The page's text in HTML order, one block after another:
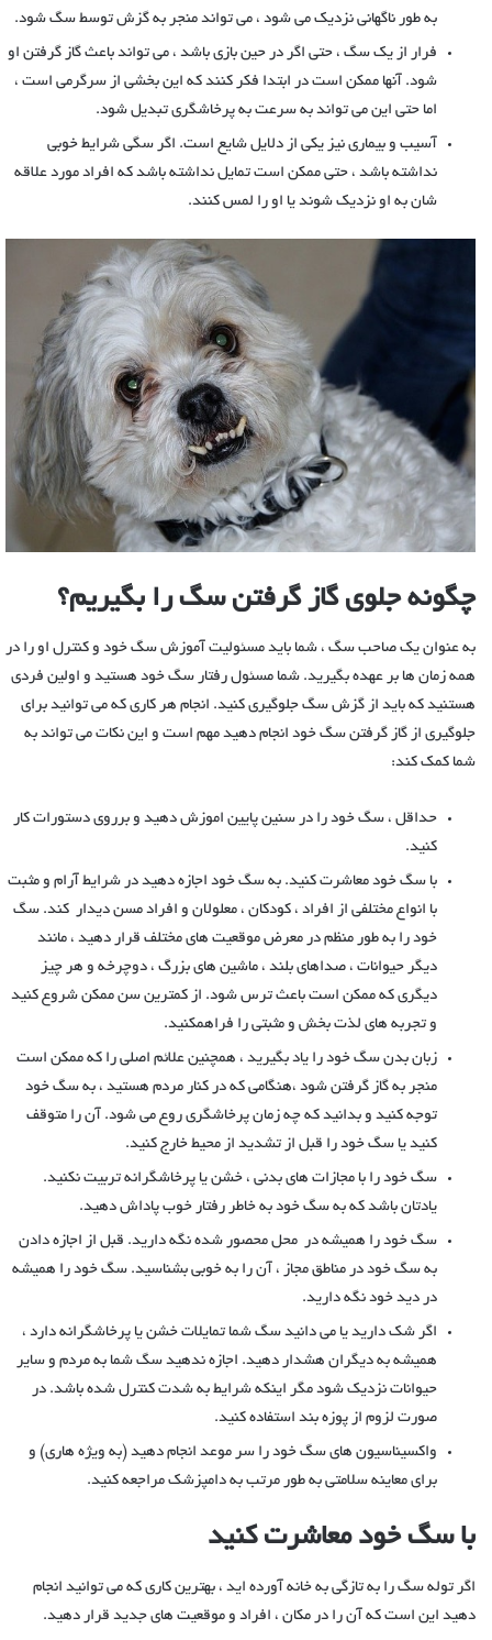
به طور ناگهانی نزدیک می شود ، می تواند منجر به گزش توسط سگ شود.
فرار از یک سگ ، حتی اگر در حین بازی باشد ، می تواند باعث گاز گرفتن او
شود. آنها ممکن است در ابتدا فکر کنند که این بخشی از سرگرمی است ،
اما حتی این می تواند به سرعت به پرخاشگری تبدیل شود.
آسیب و بیماری نیز یکی از دلایل شایع است. اگر سگی شرایط خوبی
نداشته باشد ، حتی ممکن است تمایل نداشته باشد که افراد مورد علاقه
شان به او نزدیک شوند یا او را لمس کنند.
چگونه جلوی گاز گرفتن سگ را بگیریم؟
به عنوان یک صاحب سگ ، شما باید مسئولیت آموزش سگ خود و کنترل او را در
همه زمان ها بر عهده بگیرید. شما مسئول رفتار سگ خود هستید و اولین فردی
هستنید که باید از گزش سگ جلوگیری کنید. انجام هر کاری که می توانید برای
جلوگیری از گاز گرفتن سگ خود انجام دهید مهم است و این نکات می تواند به
شما کمک کند:
حداقل ، سگ خود را در سنین پایین اموزش دهید و برروی دستورات کار
کنید.
با سگ خود معاشرت کنید. به سگ خود اجازه دهید در شرایط آرام و مثبت
با انواع مختلفی از افراد ، کودکان ، معلولان و افراد مسن دیدار کند. سگ
خود را به طور منظم در معرض موقعیت های مختلف قرار دهید ، مانند
دیگر حیوانات ، صداهای بلند ، ماشین های بزرگ ، دوچرخه و هر چیز
دیگری که ممکن است باعث ترس شود. از کمترین سن ممکن شروع کنید
و تجربه های لذت بخش و مثبتی را فراهمکنید.
زبان بدن سگ خود را یاد بگیرید ، همچنین علائم اصلی را که ممکن است
منجر به گاز گرفتن شود ،هنگامی که در کنار مردم هستید ، به سگ خود
توجه کنید و بدانید که چه زمان پرخاشگری روع می شود. آن را متوقف
کنید یا سگ خود را قبل از تشدید از محیط خارج کنید.
سگ خود را با مجازات های بدنی ، خشن یا پرخاشگرانه تربیت نکنید.
یادتان باشد که به سگ خود به خاطر رفتار خوب پاداش دهید.
سگ خود را همیشه در محل محصور شده نگه دارید. قبل از اجازه دادن
به سگ خود در مناطق مجاز ، آن را به خوبی بشناسید. سگ خود را همیشه
در دید خود نگه دارید.
اگر شک دارید یا می دانید سگ شما تمایلات خشن یا پرخاشگرانه دارد ،
همیشه به دیگران هشدار دهید. اجازه ندهید سگ شما به مردم و سایر
حیوانات نزدیک شود مگر اینکه شرایط به شدت کنترل شده باشد. در
صورت لزوم از پوزه بند استفاده کنید.
واکسیناسیون های سگ خود را سر موعد انجام دهید (به ویژه هاری) و
برای معاینه سلامتی به طور مرتب به دامپزشک مراجعه کنید.
با سگ خود معاشرت کنید
اگر توله سگ را به تازگی به خانه آورده اید ، بهترین کاری که می توانید انجام
دهید این است که آن را در مکان ، افراد و موقعیت های جدید قرار دهید.